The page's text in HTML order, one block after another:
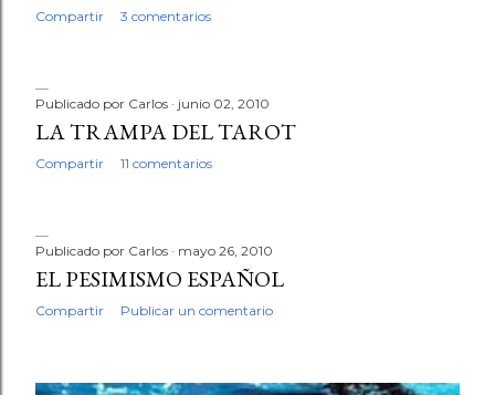
Compartir 3 comentarios
Publicado por Carlos junio 02, 2010
LA TRAMPA DEL TAROT
Compartir 11 comentarios
Publicado por Carlos mayo 26, 2010
EL PESIMISMO ESPAÑOL
Compartir Publicar un comentario